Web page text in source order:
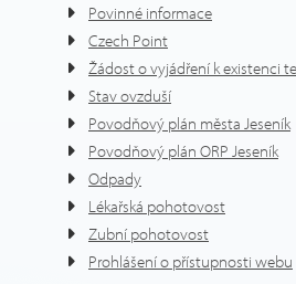
Povinné informace
Czech Point
Žádost o vyjádření k existenci
Stav ovzduší
Povodňový plán města Jeseník
Povodňový plán ORP Jeseník
Odpady
Lékařská pohotovost
Zubní pohotovost
Prohlášení o přístupnosti webu